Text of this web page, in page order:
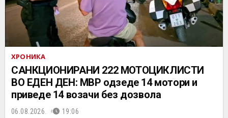
ХРОНИКА
САНКЦИОНИРАНИ 222 МОТОЦИКЛИСТИ
ВО ЕДЕН ДЕН: МВР одзеде 14 мотори и
приведе 14 возачи без дозвола
06.08.2026. 19:06